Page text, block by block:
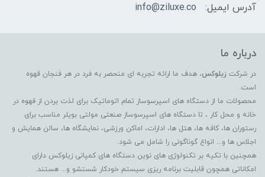
آدرس ایمیل:
info@ziluxe.co
درباره ما
در شرکت زیلوکس، هدف ما ارائه تجربه ای منحصر به فرد در هر فنجان قهوه
است.
محصولات ما از دستگاه های اسپرسوساز تمام اتوماتیک برای لذت بردن از قهوه در
خانه و محل کار ، تا دستگاه های اسپرسوساز صنعتی مولتی بویلر مناسب برای
رستوران ها، کافه ها، هتل ها، ادارات، اماکن ورزشی، نمایشگاه ها، سالن همایش و
اجلاس ها و... انواع گوناگونی را شامل می شود.
همچنین با تکیه بر تکنولوژی های نوین دستگاه های کمپانی زیلوکس دارای
امکاناتی همچون قابلیت برنامه ریزی سیستم خودکار شستشو و... هستند.